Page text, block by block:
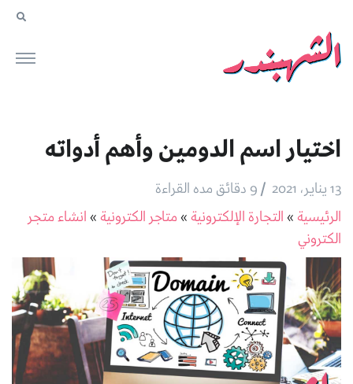
اختيار اسم الدومين وأهم أدواته
13 يناير، 2021 /9 دقائق مده القراءة
الرئيسية »التجارة الإلكترونية »متاجر الكترونية »انشاء متجر
الكتروني